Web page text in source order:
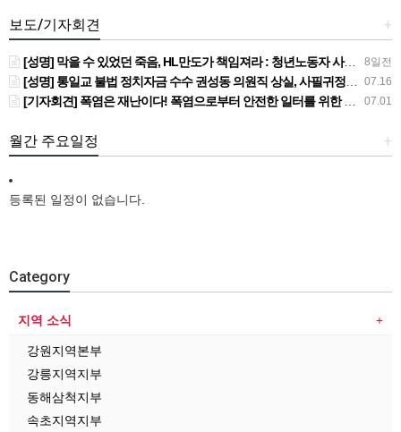
+
보도/기자회견
8일전
[성명] 막을 수 있었던 죽음, HL만도가 책임져라 : 청년노동자 사망사고의 철저한 진상규명과 재발방지 대책 마련하라
07.16
[성명] 통일교 불법 정치자금 수수 권성동 의원직 상실, 사필귀정이다
07.01
[기자회견] 폭염은 재난이다! 폭염으로부터 안전한 일터를 위한 민주노총 강원지역본부 폭염감시단 선포 기자회견
+
월간 주요일정
등록된 일정이 없습니다.
Category
지역 소식
강원지역본부
강릉지역지부
동해삼척지부
속초지역지부